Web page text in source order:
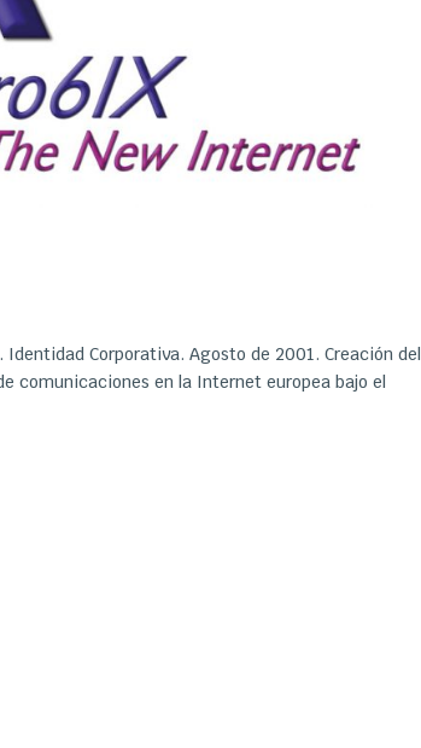
Identidad Corporativa. Agosto de 2001. Creación del
comunicaciones en la Internet europea bajo el